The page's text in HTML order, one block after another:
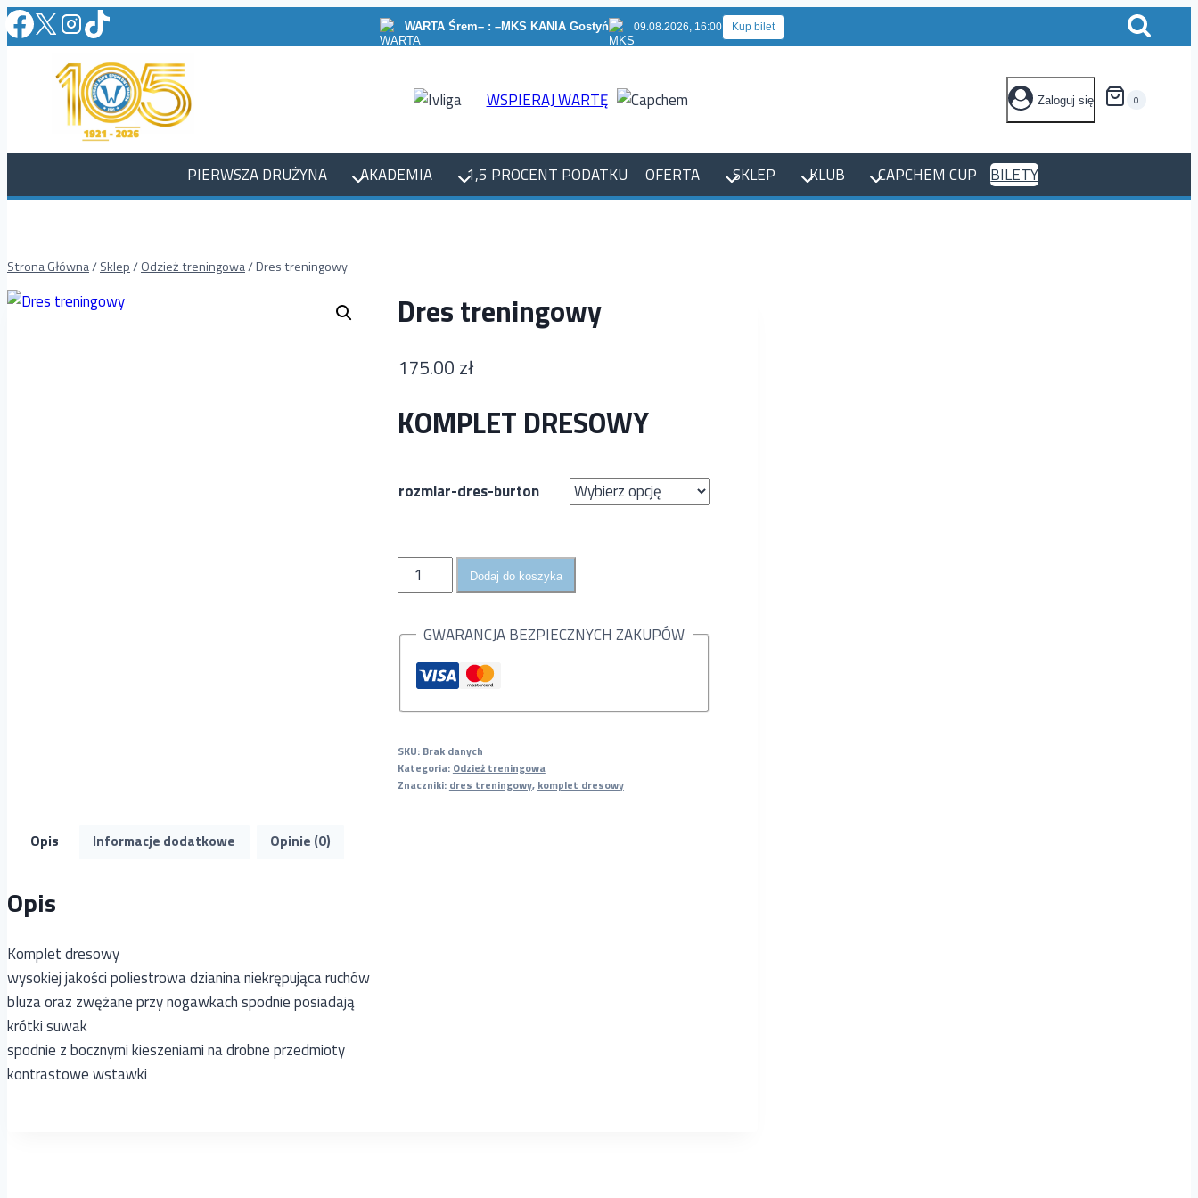
Przejdź
do
WARTA Śrem– : –MKS KANIA Gostyń 09.08.2026, 16:00 Kup bilet
WSPIERAJ WARTĘ Zaloguj się 0
PIERWSZA DRUŻYNA AKADEMIA 1,5 PROCENT PODATKU OFERTA SKLEP KLUB CAPCHEM CUP BILETY
Strona Główna/Sklep/Odzież treningowa/Dres treningowy
Dres treningowy
175.00 zł
KOMPLET DRESOWY
rozmiar-dres-burton
ilość
Dres
Dodaj do koszyka
GWARANCJA BEZPIECZNYCH ZAKUPÓW
SKU: Brak danych
Kategoria: Odzież treningowa
Znaczniki: dres treningowy, komplet dresowy
Opis Informacje dodatkowe Opinie (0)
Opis
Komplet dresowy
wysokiej jakości poliestrowa dzianina niekrępująca ruchów
bluza oraz zwężane przy nogawkach spodnie posiadają
krótki suwak
spodnie z bocznymi kieszeniami na drobne przedmioty
kontrastowe wstawki